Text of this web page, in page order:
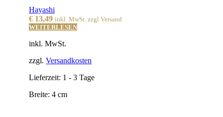
Hayashi
€ 13,49 inkl. MwSt. zzgl Versand
WEITERLESEN
inkl. MwSt.
zzgl. Versandkosten
Lieferzeit: 1 - 3 Tage
Breite: 4 cm